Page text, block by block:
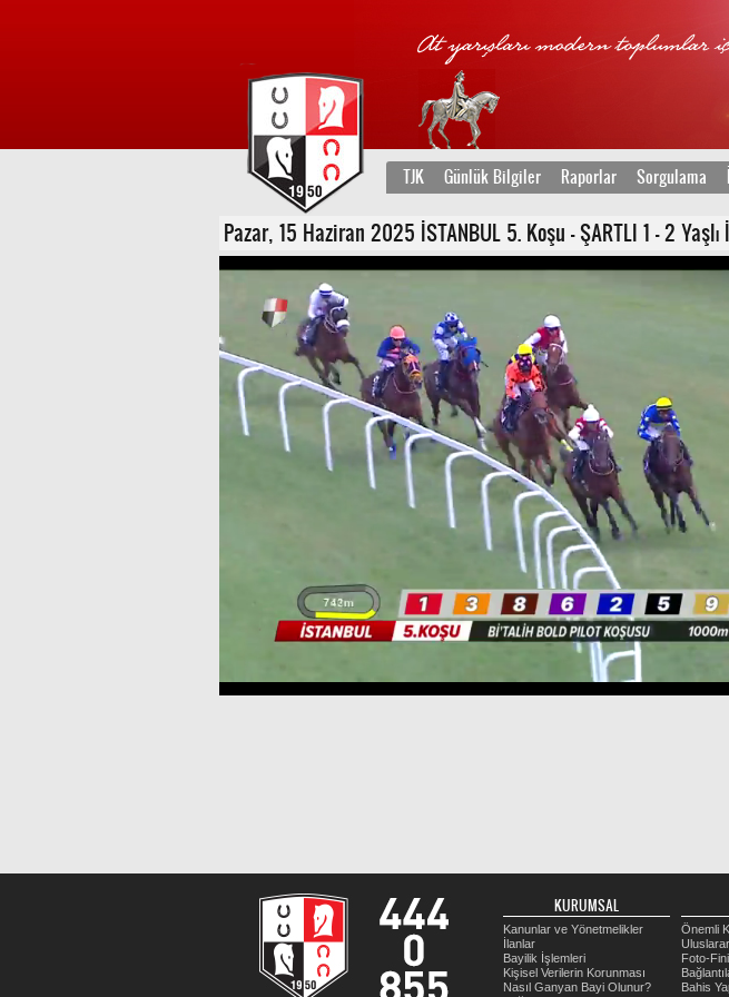
TJK Günlük Bilgiler Raporlar Sorgulama
Pazar, 15 Haziran 2025 İSTANBUL 5. Koşu - ŞARTLI 1 - 2
KURUMSAL
Kanunlar ve Yönetmelikler
İlanlar
Bayilik İşlemleri
Kişisel Verilerin Korunması
Nasıl Ganyan Bayi Olunur?
Önemli
Foto-
Bahis